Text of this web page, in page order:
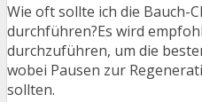
Wie oft sollte ich die Bauch-
durchführen?Es wird
durchzuführen, um die
wobei Pausen zur
sollten.